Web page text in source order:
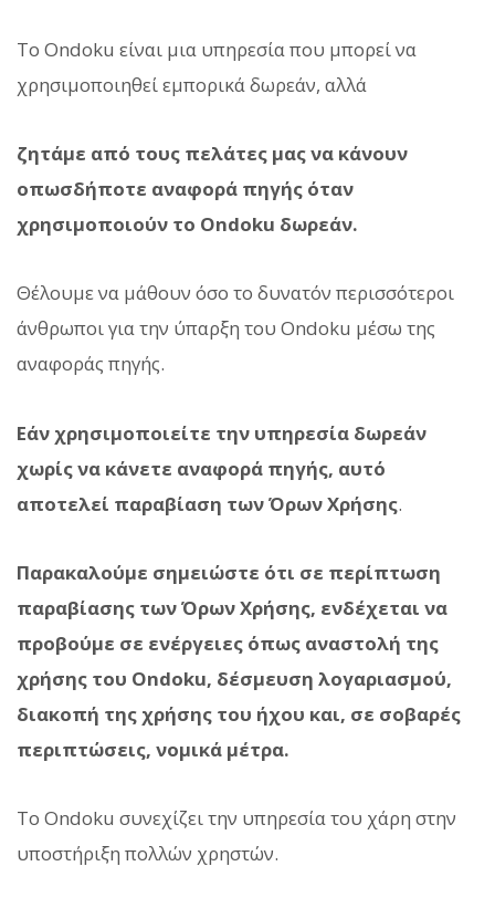
Το Ondoku είναι μια υπηρεσία που μπορεί να
χρησιμοποιηθεί εμπορικά δωρεάν, αλλά
ζητάμε από τους πελάτες μας να κάνουν
οπωσδήποτε αναφορά πηγής όταν
χρησιμοποιούν το Ondoku δωρεάν.
Θέλουμε να μάθουν όσο το δυνατόν περισσότεροι
άνθρωποι για την ύπαρξη του Ondoku μέσω της
αναφοράς πηγής.
Εάν χρησιμοποιείτε την υπηρεσία δωρεάν
χωρίς να κάνετε αναφορά πηγής, αυτό
αποτελεί παραβίαση των Όρων Χρήσης.
Παρακαλούμε σημειώστε ότι σε περίπτωση
παραβίασης των Όρων Χρήσης, ενδέχεται να
προβούμε σε ενέργειες όπως αναστολή της
χρήσης του Ondoku, δέσμευση λογαριασμού,
διακοπή της χρήσης του ήχου και, σε σοβαρές
περιπτώσεις, νομικά μέτρα.
Το Ondoku συνεχίζει την υπηρεσία του χάρη στην
υποστήριξη πολλών χρηστών.